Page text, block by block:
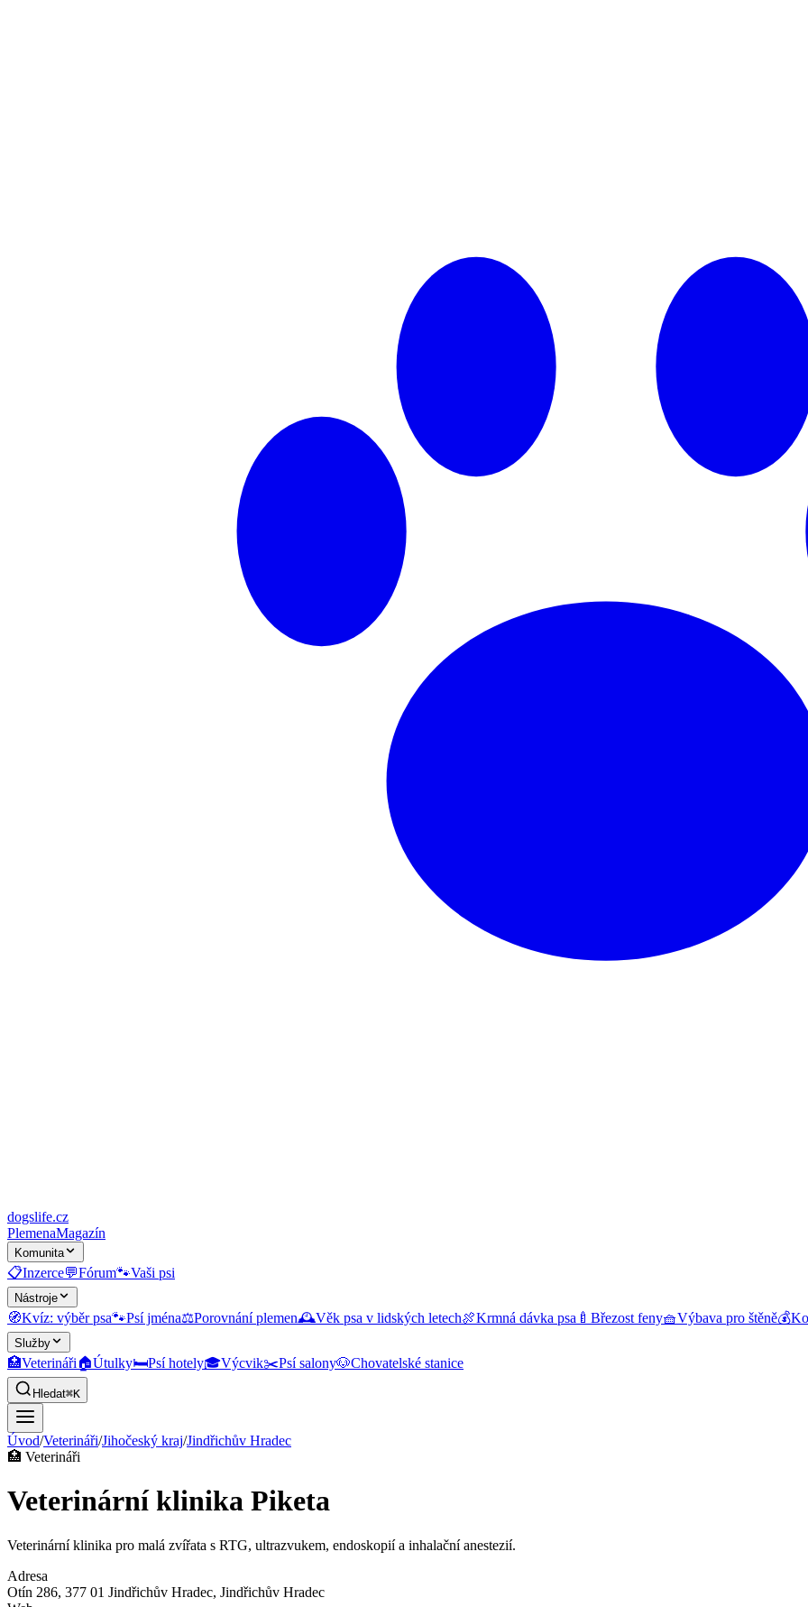
dogslife.cz
PlemenaMagazín
Komunita
📋Inzerce💬Fórum🐾Vaši psi
Nástroje
🧭Kvíz: výběr psa🐾Psí jména⚖️Porovnání plemen🕰️Věk psa v lidských letech🍖Krmná dávka psa 🍼 Březost feny🧺Výbava pro štěně💰
Služby
🏥Veterináři🏠Útulky🛏️Psí hotely🎓Výcvik✂️Psí salony🐶Chovatelské stanice
Hledat⌘K
Úvod/Veterináři/Jihočeský kraj/Jindřichův Hradec
🏥 Veterináři
Veterinární klinika Piketa
Veterinární klinika pro malá zvířata s RTG, ultrazvukem, endoskopií a inhalační anestezií.
Adresa
Otín 286, 377 01 Jindřichův Hradec, Jindřichův Hradec